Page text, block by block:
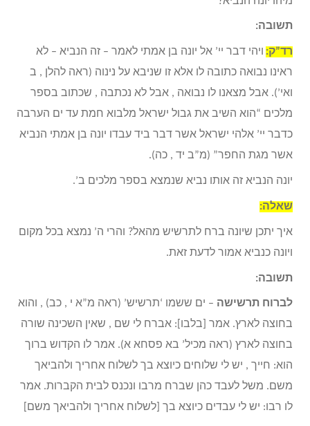
תשובה:
רד”ק: ויהי דבר יי’ אל יונה בן אמתי לאמר – זה הנביא – לא
ראינו נבואה כתובה לו אלא זו שניבא על נינוה (ראה להלן , ב
ואי’). אבל מצאנו לו נבואה , אבל לא נכתבה , שכתוב בספר
מלכים “הוא השיב את גבול ישראל מלבוא חמת עד ים הערבה
כדבר יי’ אלהי ישראל אשר דבר ביד עבדו יונה בן אמתי הנביא
אשר מגת החפר” (מ”ב יד , כה).
יונה הנביא זה אותו נביא שנמצא בספר מלכים ב’.
שאלה:
איך יתכן שיונה ברח לתרשיש מהאל? והרי ה’ נמצא בכל מקום
ויונה כנביא אמור לדעת זאת.
תשובה:
לברוח תרשישה – ים ששמו ‘תרשיש’ (ראה מ”א י , כב) , והוא
בחוצה לארץ. אמר [בלבו]: אברח לי שם , שאין השכינה שורה
בחוצה לארץ (ראה מכיל’ בא פסחא א). אמר לו הקדוש ברוך
הוא: חייך , יש לי שלוחים כיוצא בך לשלוח אחריך ולהביאך
משם. משל לעבד כהן שברח מרבו ונכנס לבית הקברות. אמר
לו רבו: יש לי עבדים כיוצא בך [לשלוח אחריך ולהביאך משם]